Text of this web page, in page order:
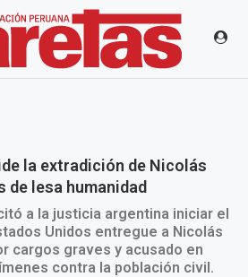
la extradición de Nicolás
lesa humanidad
a la justicia argentina iniciar el
Unidos entregue a Nicolás
cargos graves y acusado en
contra la población civil.